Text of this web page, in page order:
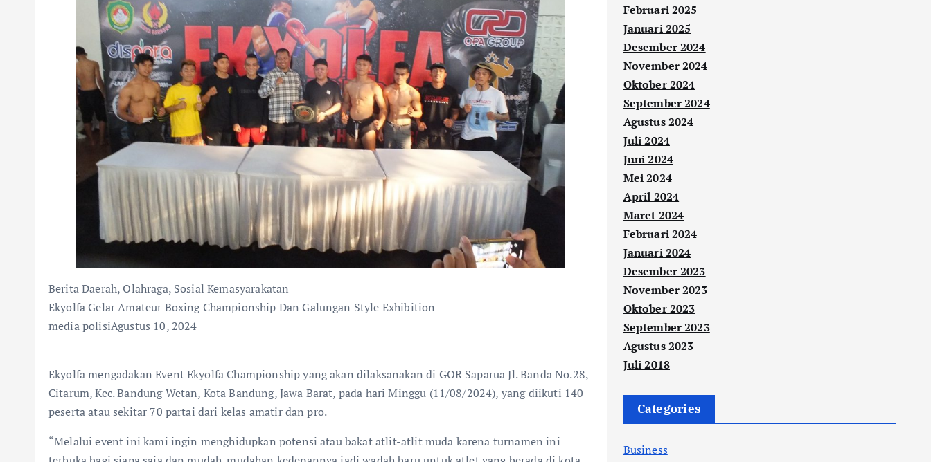
Berita Daerah, Olahraga, Sosial Kemasyarakatan
Ekyolfa Gelar Amateur Boxing Championship Dan Galungan Style Exhibition
media polisiAgustus 10, 2024
Ekyolfa mengadakan Event Ekyolfa Championship yang akan dilaksanakan di GOR Saparua Jl. Banda No.28,
Citarum, Kec. Bandung Wetan, Kota Bandung, Jawa Barat, pada hari Minggu (11/08/2024), yang diikuti 140
peserta atau sekitar 70 partai dari kelas amatir dan pro.
“Melalui event ini kami ingin menghidupkan potensi atau bakat atlit-atlit muda karena turnamen ini
Februari 2025
Januari 2025
Desember 2024
November 2024
Oktober 2024
September 2024
Agustus 2024
Juli 2024
Juni 2024
Mei 2024
April 2024
Maret 2024
Februari 2024
Januari 2024
Desember 2023
November 2023
Oktober 2023
September 2023
Agustus 2023
Juli 2018
Categories
Business